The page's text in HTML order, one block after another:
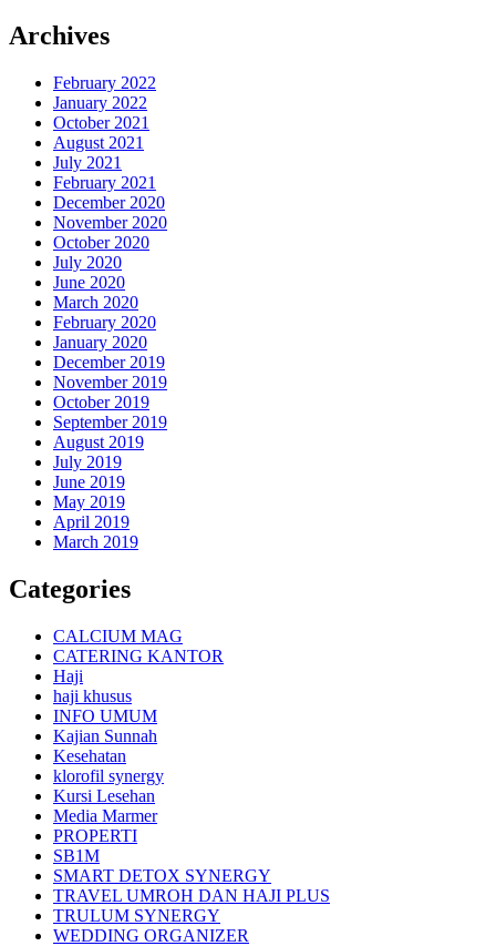
Archives
February 2022
January 2022
October 2021
August 2021
July 2021
February 2021
December 2020
November 2020
October 2020
July 2020
June 2020
March 2020
February 2020
January 2020
December 2019
November 2019
October 2019
September 2019
August 2019
July 2019
June 2019
May 2019
April 2019
March 2019
Categories
CALCIUM MAG
CATERING KANTOR
Haji
haji khusus
INFO UMUM
Kajian Sunnah
Kesehatan
klorofil synergy
Kursi Lesehan
Media Marmer
PROPERTI
SB1M
SMART DETOX SYNERGY
TRAVEL UMROH DAN HAJI PLUS
TRULUM SYNERGY
WEDDING ORGANIZER